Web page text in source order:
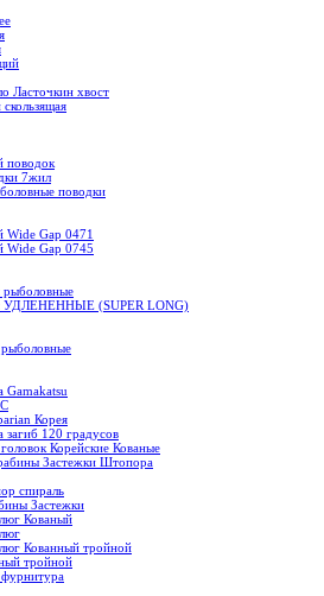
Ласточкин хвост
поводок
7жил
поводки
Gap 0471
Gap 0745
УДЛЕНЕННЫЕ (SUPER LONG)
Gamakatsu
Корея
120 градусов
Корейские Кованые
Застежки Штопора
спираль
Застежки
Кованый
Кованный тройной
тройной